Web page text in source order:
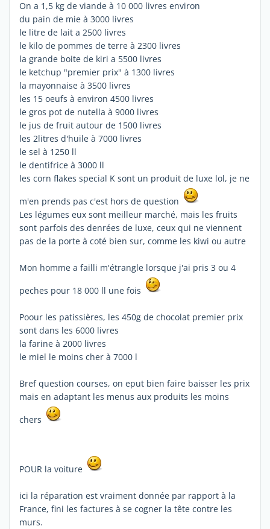
On a 1,5 kg de viande à 10 000 livres environ
du pain de mie à 3000 livres
le litre de lait a 2500 livres
le kilo de pommes de terre à 2300 livres
la grande boite de kiri a 5500 livres
le ketchup "premier prix" à 1300 livres
la mayonnaise à 3500 livres
les 15 oeufs à environ 4500 livres
le gros pot de nutella à 9000 livres
le jus de fruit autour de 1500 livres
les 2litres d'huile à 7000 livres
le sel à 1250 ll
le dentifrice à 3000 ll
les corn flakes special K sont un produit de luxe lol, je ne
m'en prends pas c'est hors de question
Les légumes eux sont meilleur marché, mais les fruits
sont parfois des denrées de luxe, ceux qui ne viennent
pas de la porte à coté bien sur, comme les kiwi ou autre
Mon homme a failli m'étrangle lorsque j'ai pris 3 ou 4
peches pour 18 000 ll une fois
Poour les patissières, les 450g de chocolat premier prix
sont dans les 6000 livres
la farine à 2000 livres
le miel le moins cher à 7000 l
Bref question courses, on eput bien faire baisser les prix
mais en adaptant les menus aux produits les moins
chers
POUR la voiture
ici la réparation est vraiment donnée par rapport à la
France, fini les factures à se cogner la tête contre les
murs.